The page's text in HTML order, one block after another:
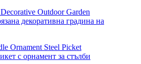
декоративна градина на
с орнамент за стълби